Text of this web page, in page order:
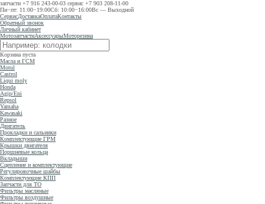
запчасти +7 916 243-00-03 сервис +7 903 208-11-00
Пн−пт: 11:00−19:00Сб: 10:00−16:00Вс — Выходной
СервисДоставкаОплатаКонтакты
Обратный звонок
Личный кабинет
МотозапчастиАксессуарыМоторезина
Корзина пуста
Масла и ГСМ
Motul
Castrol
Liqui moly
Honda
Agip/Eni
Repsol
Yamaha
Kawasaki
Разное
Двигатель
Прокладки и сальники
Комплектующие ГРМ
Крышки двигателя
Поршневые кольца
Вкладыши
Сцепление и комплектующие
Регулировочные шайбы
Комплектующие КПП
Запчасти для ТО
Фильтры масляные
Фильтры воздушные